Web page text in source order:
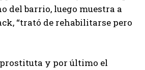
del barrio, luego muestra a
“trató de rehabilitarse pero
y por último el